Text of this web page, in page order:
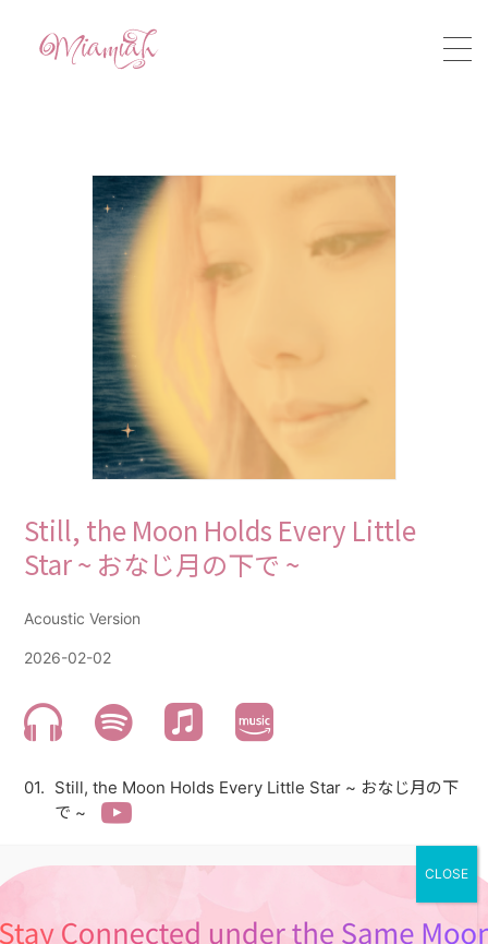
STORY
VIDEO
CONTACT
Still, the Moon Holds Every Little
Star ~ おなじ月の下で ~
Acoustic Version
2026-02-02
Still, the Moon Holds Every Little Star ~ おなじ月の下
で ~
an airy voice